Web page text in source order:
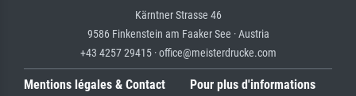
Kärntner Strasse 46
9586 Finkenstein am Faaker See · Austria
+43 4257 29415 · office@meisterdrucke.com
Mentions légales & Contact Pour plus d'informations